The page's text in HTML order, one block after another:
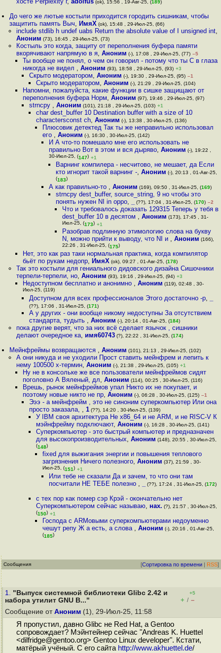
(ok), 15:56 , 19-Авг-25, (189)
До чего же лютые костыли приходится городить cишникам, чтобы
защитить память Выч, ИмяХ (ok), 15:48 , 29-Июл-25, (66)
include stdlib h undef uabs Return the absolute value of I unsigned int,
Аноним (73), 16:45 , 29-Июл-25, (73)
Костыль это когда, защиту от переполнения буфера памяти
вкорячивают напрямую в я, Аноним (-), 17:08 , 29-Июл-25, (77) –5
Ты вообще не понял, о чем он говорил - потому что ты С в глаза
никогда не видел , Аноним (93), 18:58 , 29-Июл-25, (93) +3
Скрыто модератором,Аноним (-), 19:30 , 29-Июл-25, (95) –1
Скрыто модератором, Аноним (-), 21:29 , 29-Июл-25, (104)
Напомни, пожалуйста, какие функции в сишке защищают от
переполнения буфера Норм, Аноним (97), 19:46 , 29-Июл-25, (97)
strncpy ,Аноним (101), 21:18 , 29-Июл-25, (103) +1
char dest_buffer 10 Destination buffer with a size of 10
charactersconst ch, Аноним (-), 13:38 , 30-Июл-25, (136)
Плюсовик детектед Так ты же неправильно использовал
его , Аноним (-), 16:30 , 30-Июл-25, (142)
И А что-то помешало мне его использовать не
правильно Вот в этом и вся дыряво,Аноним (-), 19:22 ,
30-Июл-25, (147) +1
Варнинг компилера - несчитово, не мешает, да Если
кто игнорит такой варнинг -, Аноним (-), 20:13 , 01-Авг-25,
(183)
А как правильно-то ,Аноним (169), 09:50 , 31-Июл-25, (169)
strncpy dest_buffer, source_string, 9 но чтобы это
понять нужен NI in oppo, (??), 17:04 , 31-Июл-25, (170) –2
Что и требовалось доказать 129315 Теперь у тебя в
dest_buffer 10 в десятом , Аноним (173), 17:45 , 31-
Июл-25, (173) +1
Разобрав подлинную этимологию слова на букву
N, можно прийти к выводу, что NI и , Аноним (166),
22:26 , 31-Июл-25, (175)
Нет, это как раз таки нормальная практика, когда компилятор
бьёт по рукам недопр, ИмяХ (ok), 09:27 , 01-Авг-25, (178)
Так это костыли для гениального дидовского дизайна Сишочники
терпели-терпели, но, Аноним (93), 19:16 , 29-Июл-25, (94) +3
Недоступном бесплатно и анонимно , Аноним (119), 02:48 , 30-
Июл-25, (119)
Доступном для всех профессионалов Этого достаточно -р,
(??), 17:06 , 31-Июл-25, (171)
А у других - они вообще никому недоступны За отсутствием
стандарта, тудыть ,Аноним (-), 20:14 , 01-Авг-25, (184)
пока другие верят, что за них всё сделает язычок , сишники
делают очередное ка, имя60743(?), 22:22 , 31-Июл-25, (174)
Мейнфреймы возвращаются ,Аноним (101), 21:13 , 29-Июл-25, (102)
А они никуда и не уходили Прост ставить мейнфрем и лепить к
нему 100500 х-термин, Аноним (-), 21:38 , 29-Июл-25, (105) +1
Ну не в консольке же все пользователи мейнфреймов сидят
поголовно А Вяленый, дл, Аноним (114), 00:25 , 30-Июл-25, (116)
Врешь, рынок мейнфреймов упал Никто их не покупает, и
поэтому новые никто не пр, Аноним (-), 06:28 , 30-Июл-25, (125) –1
Эээ - а мейнфрейм , это не синоним суперкомпьютер Или она
просто заказала, ,1 (??), 14:20 , 30-Июл-25, (139)
У IBM своя архитектура Не x86_64 и не ARM, и не RISC-V К
мэйнфрейму подключают, Аноним (-), 16:28 , 30-Июл-25, (141)
Суперкомпьютер - это быстрый компьютер и предназначен
для высокопроизводительных, Аноним (148), 20:55 , 30-Июл-25,
(148)
fixed для выжигания энергии и повышения теплового
загрязнения Ничего полезного, Аноним (37), 21:59 , 30-
Июл-25, (151) +1
Или тебе не сказали Да и зачем, то что они там
посчитали НЕ ТЕБЕ полезно , (??), 17:24 , 31-Июл-25, (172)
с тех пор как помер сэр Крэй - окончательно нет
Суперкомпьютером сейчас называю, нах. (?), 21:57 , 30-Июл-25,
(150) +1
Господа с ARMовыми суперкомпьютерами недоуменно
чешут репу Ж а есть, а слова , Аноним (-), 20:16 , 01-Авг-25,
(185)
Сообщения [Сортировка по времени | RSS]
1. "Выпуск системной библиотеки Glibc 2.42 и
набора утилит GNU B..."
+5
+ / –
Сообщение от Аноним (1), 29-Июл-25, 11:58
Я пропустил, давно Glibc не Red Hat, а Gentoo
сопровождает? Мэйнтейнер сейчас "Andreas K. Huettel
<dilfridge@gentoo.org> Gentoo Linux developer". Кстати,
матёрый учёный. С его сайта http://www.akhuettel.de/